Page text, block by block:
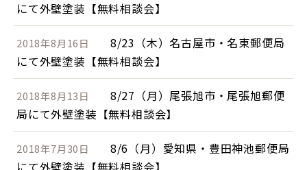
にて外壁塗装【無料相談会】
2018年8月16日
8/23（木）名古屋市・名東郵便局
にて外壁塗装【無料相談会】
2018年8月13日
8/27（月）尾張旭市・尾張旭郵便
局にて外壁塗装【無料相談会】
2018年7月30日
8/6（月）愛知県・豊田神池郵便局
にて外壁塗装【無料相談会】